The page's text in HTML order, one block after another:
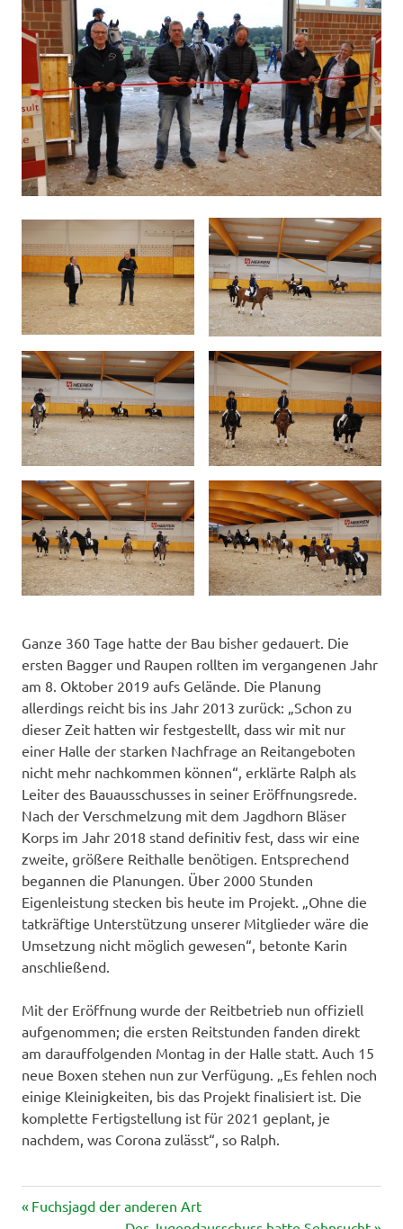
Ganze 360 Tage hatte der Bau bisher gedauert. Die
ersten Bagger und Raupen rollten im vergangenen Jahr
am 8. Oktober 2019 aufs Gelände. Die Planung
allerdings reicht bis ins Jahr 2013 zurück: „Schon zu
dieser Zeit hatten wir festgestellt, dass wir mit nur
einer Halle der starken Nachfrage an Reitangeboten
nicht mehr nachkommen können“, erklärte Ralph als
Leiter des Bauausschusses in seiner Eröffnungsrede.
Nach der Verschmelzung mit dem Jagdhorn Bläser
Korps im Jahr 2018 stand definitiv fest, dass wir eine
zweite, größere Reithalle benötigen. Entsprechend
begannen die Planungen. Über 2000 Stunden
Eigenleistung stecken bis heute im Projekt. „Ohne die
tatkräftige Unterstützung unserer Mitglieder wäre die
Umsetzung nicht möglich gewesen“, betonte Karin
anschließend.
Mit der Eröffnung wurde der Reitbetrieb nun offiziell
aufgenommen; die ersten Reitstunden fanden direkt
am darauffolgenden Montag in der Halle statt. Auch 15
neue Boxen stehen nun zur Verfügung. „Es fehlen noch
einige Kleinigkeiten, bis das Projekt finalisiert ist. Die
komplette Fertigstellung ist für 2021 geplant, je
nachdem, was Corona zulässt“, so Ralph.
Beitragsnavigation
Vorheriger
Fuchsjagd der anderen Art